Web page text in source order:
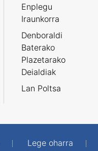
Enplegu
Iraunkorra
Denboraldi
Baterako
Plazetarako
Deialdiak
Lan Poltsa
Lege oharra